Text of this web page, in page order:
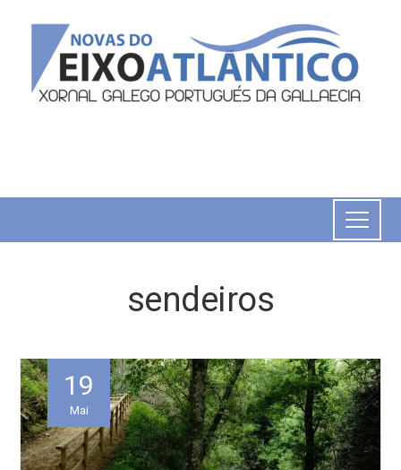
sendeiros
19
Mai